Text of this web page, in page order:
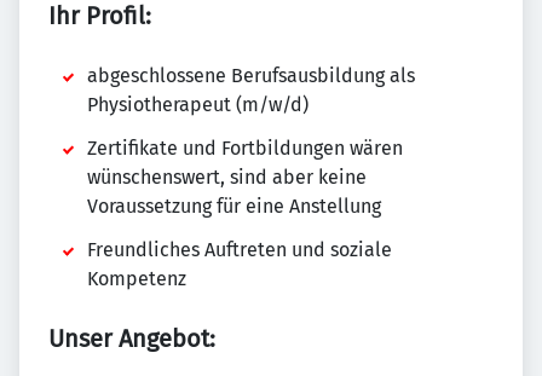
Ihr Profil:
abgeschlossene Berufsausbildung als
Physiotherapeut (m/w/d)
Zertifikate und Fortbildungen wären
wünschenswert, sind aber keine
Voraussetzung für eine Anstellung
Freundliches Auftreten und soziale
Kompetenz
Unser Angebot: